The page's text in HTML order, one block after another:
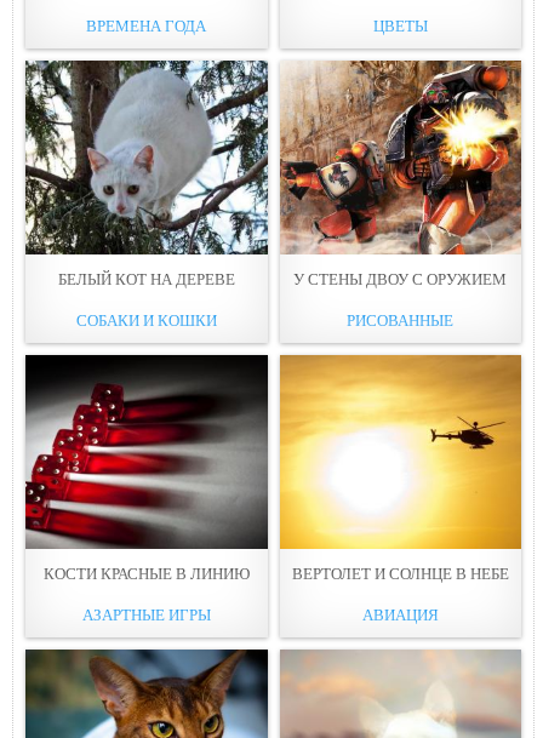
ВРЕМЕНА ГОДА ЦВЕТЫ
БЕЛЫЙ КОТ НА ДЕРЕВЕ
СОБАКИ И КОШКИ
У СТЕНЫ ДВОУ С ОРУЖИЕМ
РИСОВАННЫЕ
КОСТИ КРАСНЫE В ЛИНИЮ
АЗАРТНЫЕ ИГРЫ
ВЕРТОЛЕТ И СОЛНЦЕ В НЕБE
АВИАЦИЯ